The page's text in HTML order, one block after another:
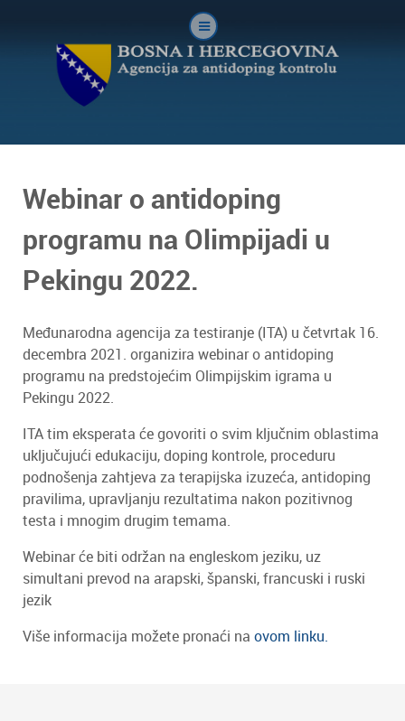
Webinar o antidoping
programu na Olimpijadi u
Pekingu 2022.
Međunarodna agencija za testiranje (ITA) u četvrtak 16.
decembra 2021. organizira webinar o antidoping
programu na predstojećim Olimpijskim igrama u
Pekingu 2022.
ITA tim eksperata će govoriti o svim ključnim oblastima
uključujući edukaciju, doping kontrole, proceduru
podnošenja zahtjeva za terapijska izuzeća, antidoping
pravilima, upravljanju rezultatima nakon pozitivnog
testa i mnogim drugim temama.
Webinar će biti održan na engleskom jeziku, uz
simultani prevod na arapski, španski, francuski i ruski
jezik
Više informacija možete pronaći na ovom linku.